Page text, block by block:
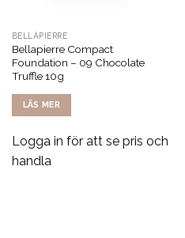
BELLÁPIERRE
Bellapierre Compact
Foundation – 09 Chocolate
Truffle 10g
LÄS MER
Logga in för att se pris och
handla